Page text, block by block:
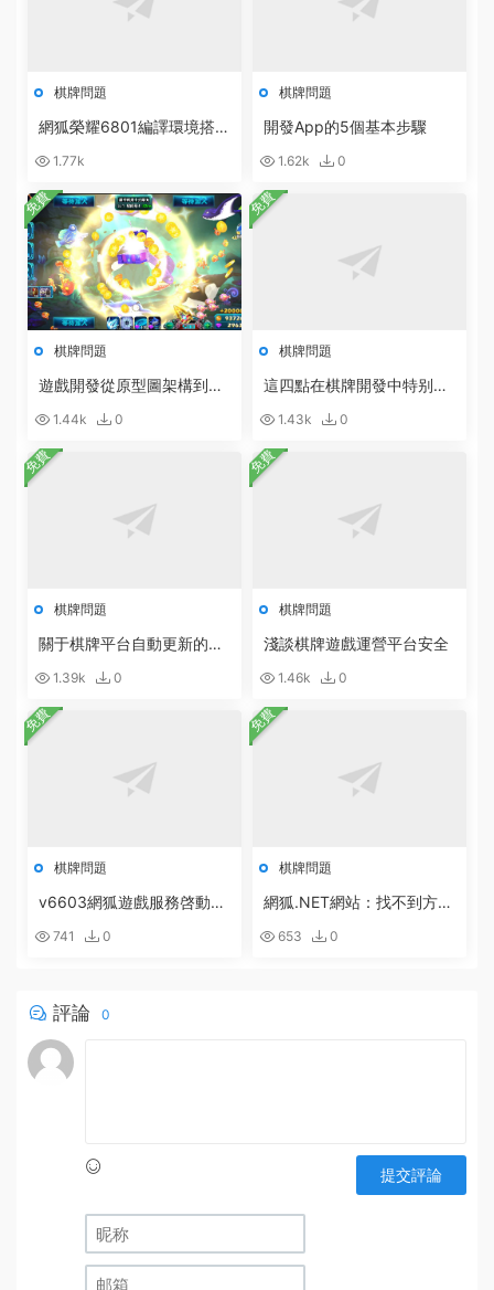
棋牌問題
網狐榮耀6801編譯環境搭建
1.77k
棋牌問題
開發App的5個基本步驟
1.62k 0
棋牌問題
遊戲開發從原型圖架構到設
1.44k 0
免費
棋牌問題
這四點在棋牌開發中特别重
1.43k 0
免費
棋牌問題
關于棋牌平台自動更新的說
1.39k 0
免費
棋牌問題
淺談棋牌遊戲運營平台安全
1.46k 0
免費
棋牌問題
v6603網狐遊戲服務啓動配
741 0
免費
棋牌問題
網狐.NET網站：找不到方
me.Serialization.DataContr
653 0
免費
評論 0
提交評論